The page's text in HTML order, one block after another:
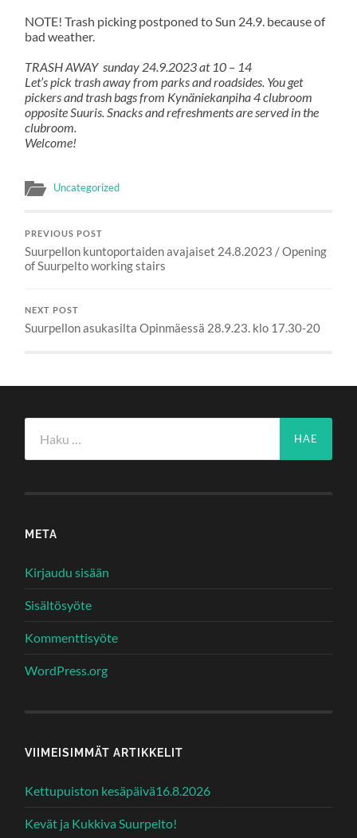
NOTE! Trash picking postponed to Sun 24.9. because of
bad weather.
TRASH AWAY sunday 24.9.2023 at 10 – 14
Let’s pick trash away from parks and roadsides. You get
pickers and trash bags from Kynäniekanpiha 4 clubroom
opposite Suuris. Snacks and refreshments are served in the
clubroom.
Welcome!
Uncategorized
PREVIOUS POST
Suurpellon kuntoportaiden avajaiset 24.8.2023 / Opening
of Suurpelto working stairs
NEXT POST
Suurpellon asukasilta Opinmäessä 28.9.23. klo 17.30-20
META
Kirjaudu sisään
Sisältösyöte
Kommenttisyöte
WordPress.org
VIIMEISIMMÄT ARTIKKELIT
Kettupuiston kesäpäivä16.8.2026
Kevät ja Kukkiva Suurpelto!